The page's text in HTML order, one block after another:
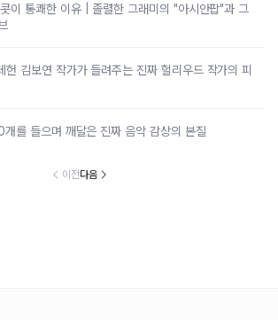
이 통쾌한 이유 | 졸렬한 그래미의 "아시안팝"과 그
헌 김보연 작가가 들려주는 진짜 헐리우드 작가의 피
를 들으며 깨달은 진짜 음악 감상의 본질
이전다음